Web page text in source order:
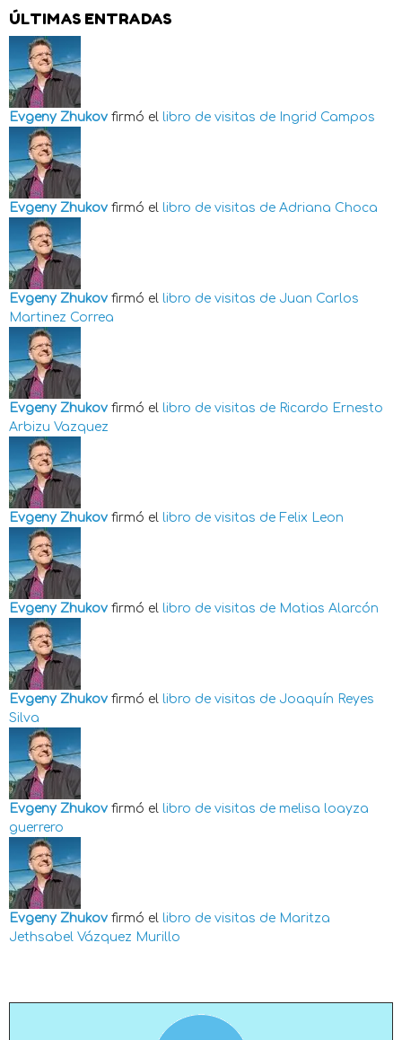
ÚLTIMAS ENTRADAS
Evgeny Zhukov firmó el libro de visitas de Ingrid Campos
Evgeny Zhukov firmó el libro de visitas de Adriana Choca
Evgeny Zhukov firmó el libro de visitas de Juan Carlos
Martinez Correa
Evgeny Zhukov firmó el libro de visitas de Ricardo Ernesto
Arbizu Vazquez
Evgeny Zhukov firmó el libro de visitas de Felix Leon
Evgeny Zhukov firmó el libro de visitas de Matias Alarcón
Evgeny Zhukov firmó el libro de visitas de Joaquín Reyes
Silva
Evgeny Zhukov firmó el libro de visitas de melisa loayza
guerrero
Evgeny Zhukov firmó el libro de visitas de Maritza
Jethsabel Vázquez Murillo